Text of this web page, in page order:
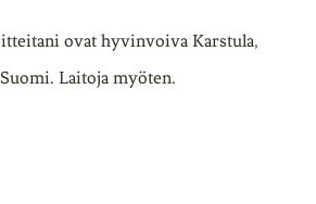
ovat hyvinvoiva Karstula,
Laitoja myöten.